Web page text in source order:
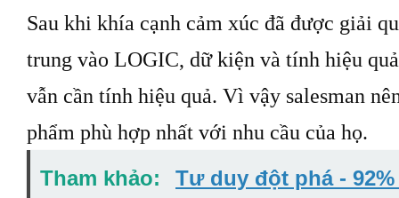
Sau khi khía cạnh cảm xúc đã được giải
trung vào LOGIC, dữ kiện và tính hiệu
vẫn cần tính hiệu quả. Vì vậy salesman
phẩm phù hợp nhất với nhu cầu của họ.
Tham khảo:
Tư duy đột phá -